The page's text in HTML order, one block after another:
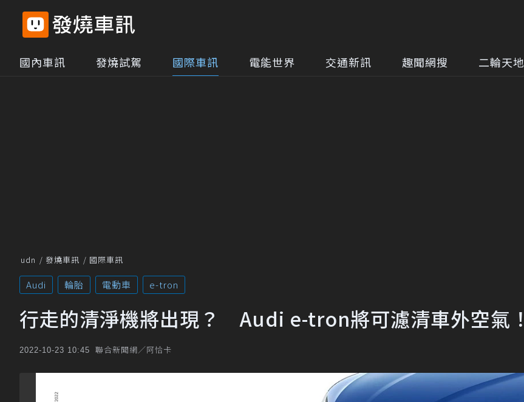
國內車訊 發燒試駕 國際車訊 電能世界 交通新訊 趣聞網搜 二輪天地
udn 發燒車訊 國際車訊
Audi 輪胎 電動車 e-tron
行走的清淨機將出現？ Audi e-tron將可濾清車外空氣！
2022-10-23 10:45 聯合新聞網／阿恰卡